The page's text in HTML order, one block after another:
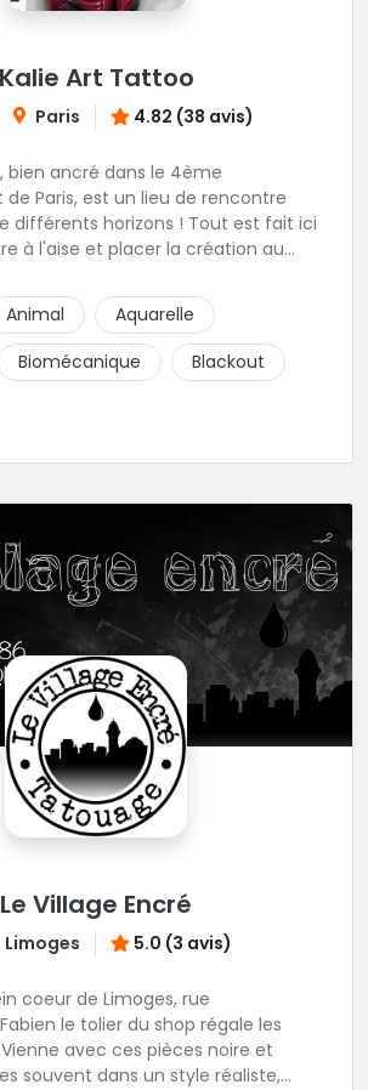
Kalie Art Tattoo
Paris 4.82 (38 avis)
bien ancré dans le 4ème
Paris, est un lieu de rencontre
différents horizons ! Tout est fait ici
à l'aise et placer la création au
Animal
Aquarelle
Biomécanique
Blackout
Le Village Encré
Limoges 5.0 (3 avis)
coeur de Limoges, rue
le tolier du shop régale les
avec ces pièces noire et
dans un style réaliste,